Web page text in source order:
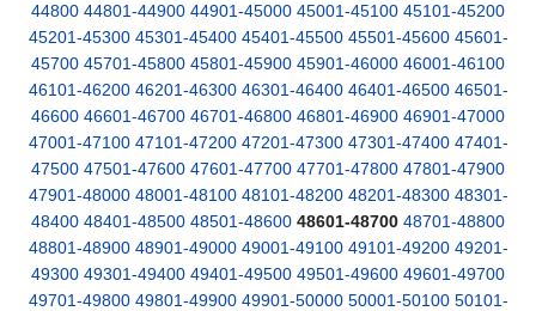
44800 44801-44900 44901-45000 45001-45100 45101-45200
45201-45300 45301-45400 45401-45500 45501-45600 45601-
45700 45701-45800 45801-45900 45901-46000 46001-46100
46101-46200 46201-46300 46301-46400 46401-46500 46501-
46600 46601-46700 46701-46800 46801-46900 46901-47000
47001-47100 47101-47200 47201-47300 47301-47400 47401-
47500 47501-47600 47601-47700 47701-47800 47801-47900
47901-48000 48001-48100 48101-48200 48201-48300 48301-
48400 48401-48500 48501-48600 48601-48700 48701-48800
48801-48900 48901-49000 49001-49100 49101-49200 49201-
49300 49301-49400 49401-49500 49501-49600 49601-49700
49701-49800 49801-49900 49901-50000 50001-50100 50101-